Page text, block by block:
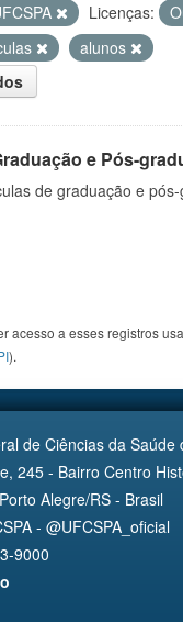
Licenças:
alunos
e Pós-
de graduação e
acesso a esses registros
).
de Ciências da Saúde
245 - Bairro Centro
Alegre/RS - Brasil
- @UFCSPA_oficial
9000